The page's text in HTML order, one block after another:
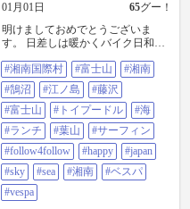
01月01日 65グー！
明けましておめでとうございま
す。 日差しは暖かくバイク日和で
#鵠沼 #江ノ島 #藤沢 #富士山 #トイ
プードル #海 #ランチ #葉山 #サー
フィン #follow4follow #happy
#JAPAN #sky #sea #湘南 #ベス
パ #Vespa
#湘南国際村 #富士山
#湘南
#鵠沼
#江ノ島
#藤沢
#富士山
#トイプードル
#海
#ランチ
#葉山
#サーフィン
#follow4follow
#happy
#japan
#sky
#sea #湘南
#ベスパ
#vespa